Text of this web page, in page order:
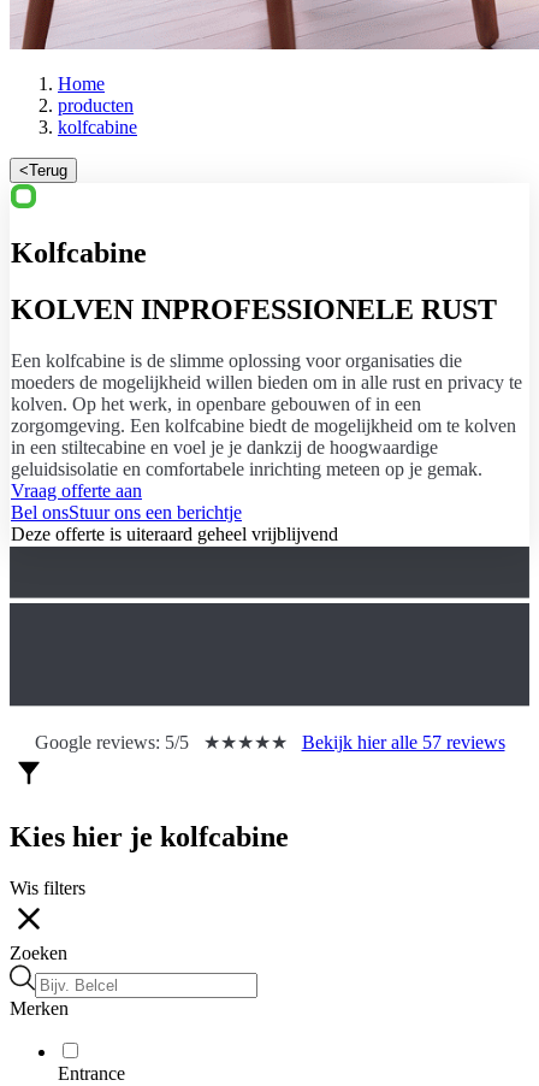
Home
producten
kolfcabine
<Terug
Kolfcabine
KOLVEN INPROFESSIONELE RUST
Een kolfcabine is de slimme oplossing voor organisaties die
moeders de mogelijkheid willen bieden om in alle rust en privacy te
kolven. Op het werk, in openbare gebouwen of in een
zorgomgeving. Een kolfcabine biedt de mogelijkheid om te kolven
in een stiltecabine en voel je je dankzij de hoogwaardige
geluidsisolatie en comfortabele inrichting meteen op je gemak.
Vraag offerte aan
Bel onsStuur ons een berichtje
Deze offerte is uiteraard geheel vrijblijvend
Google reviews: 5/5 ★★★★★ Bekijk hier alle 57 reviews
Kies hier je kolfcabine
Wis filters
Zoeken
Merken
Entrance